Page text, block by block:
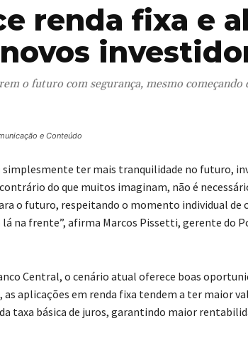
renda fixa e
o futuro com segurança, mesmo começando
e Conteúdo
simplesmente ter mais tranquilidade no futuro,
do que muitos imaginam, não é
o futuro, respeitando o momento individual de
na frente”, afirma Marcos Pissetti, gerente do
Central, o cenário atual oferece boas
aplicações em renda fixa tendem a ter maior
taxa básica de juros, garantindo maior